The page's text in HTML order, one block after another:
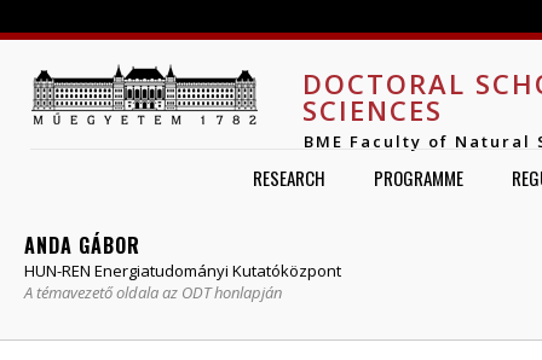
DOCTORAL
SCIENCES
BME Faculty of Natural
RESEARCH PROGRAMME
ANDA GÁBOR
HUN-REN Energiatudományi Kutatóközpont
A témavezető oldala az ODT honlapján